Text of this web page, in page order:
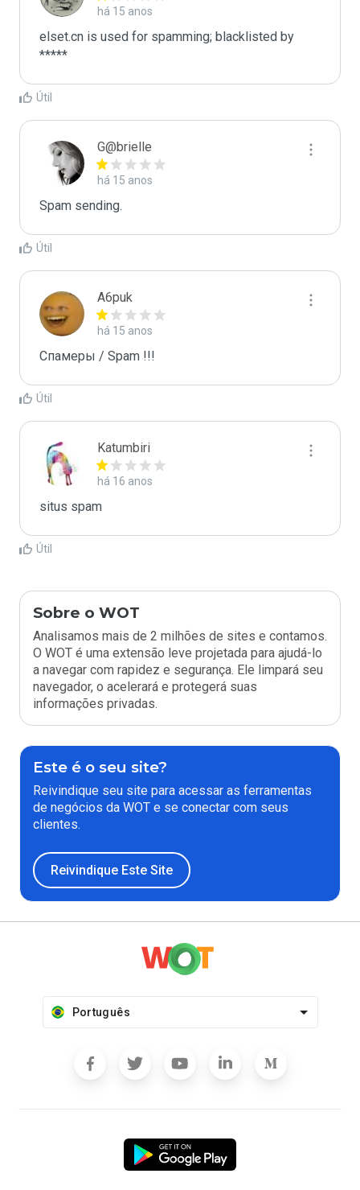
há 15 anos
elset.cn is used for spamming; blacklisted by
*****
Útil
G@brielle
há 15 anos
Spam sending.
Útil
A6puk
há 15 anos
Спамеры / Spam !!!
Útil
Katumbiri
há 16 anos
situs spam
Útil
Sobre o WOT
Analisamos mais de 2 milhões de sites e contamos.
O WOT é uma extensão leve projetada para ajudá-lo
a navegar com rapidez e segurança. Ele limpará seu
navegador, o acelerará e protegerá suas
informações privadas.
Este é o seu site?
Reivindique seu site para acessar as ferramentas
de negócios da WOT e se conectar com seus
clientes.
Reivindique Este Site
Português